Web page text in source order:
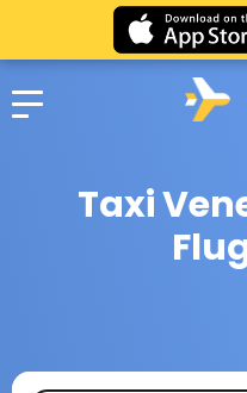
Taxi